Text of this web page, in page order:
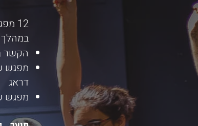
12 מפגשים בחודשים ספטמבר - דצמבר.
במהלך
הקשר
מפגש
דראג
מפגש